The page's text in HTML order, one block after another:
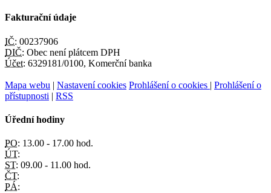
Fakturační údaje
IČ: 00237906
DIČ: Obec není plátcem DPH
Účet: 6329181/0100, Komerční banka
Mapa webu | Nastavení cookies Prohlášení o cookies | Prohlášení o
přístupnosti | RSS
Úřední hodiny
PO: 13.00 - 17.00 hod.
ÚT:
ST: 09.00 - 11.00 hod.
ČT:
PÁ: